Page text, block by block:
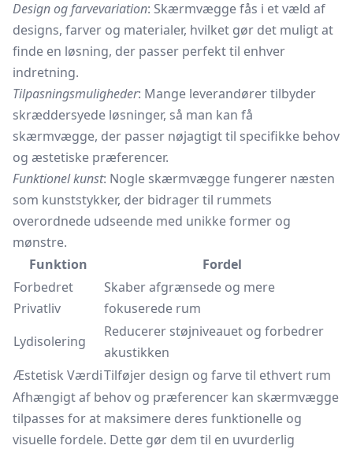
Design og farvevariation: Skærmvægge fås i et væld af
designs, farver og materialer, hvilket gør det muligt at
finde en løsning, der passer perfekt til enhver
indretning.
Tilpasningsmuligheder: Mange leverandører tilbyder
skræddersyede løsninger, så man kan få
skærmvægge, der passer nøjagtigt til specifikke behov
og æstetiske præferencer.
Funktionel kunst: Nogle skærmvægge fungerer næsten
som kunststykker, der bidrager til rummets
overordnede udseende med unikke former og
mønstre.
Funktion
Fordel
Forbedret
Privatliv
Skaber afgrænsede og mere
fokuserede rum
Lydisolering
Reducerer støjniveauet og forbedrer
akustikken
Æstetisk VærdiTilføjer design og farve til ethvert rum
Afhængigt af behov og præferencer kan skærmvægge
tilpasses for at maksimere deres funktionelle og
visuelle fordele. Dette gør dem til en uvurderlig